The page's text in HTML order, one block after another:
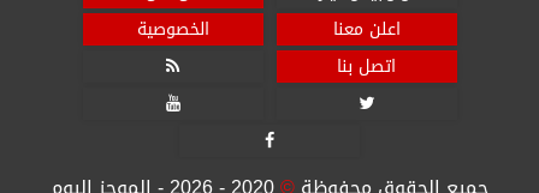
اعلن معنا
الخصوصية
اتصل بنا



